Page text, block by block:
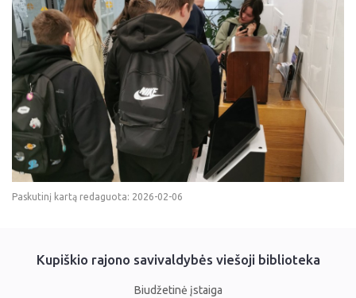
Paskutinį kartą redaguota: 2026-02-06
Kupiškio rajono savivaldybės viešoji biblioteka
Biudžetinė įstaiga